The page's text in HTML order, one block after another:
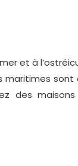
et à
des